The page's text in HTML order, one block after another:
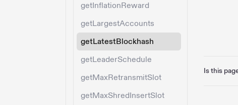
getInflationReward
getLargestAccounts
getLatestBlockhash
getLeaderSchedule
getMaxRetransmitSlot
getMaxShredInsertSlot
Is this